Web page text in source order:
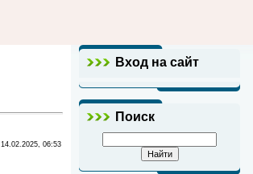
14.02.2025, 06:53
Вход на сайт
Поиск